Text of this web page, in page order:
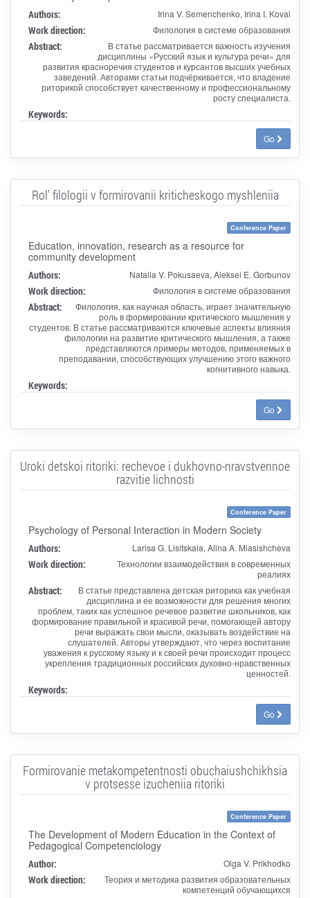
Authors: Irina V. Semenchenko, Irina I. Koval
Work direction: Филология в системе образования
Abstract:
В статье рассматривается важность изучения
дисциплины «Русский язык и культура речи» для
развития красноречия студентов и курсантов высших учебных
заведений. Авторами статьи подчёркивается, что владение
риторикой способствует качественному и профессиональному
росту специалиста.
Keywords:
Go
Rol' filologii v formirovanii kriticheskogo myshleniia
Conference Paper
Education, innovation, research as a resource for
community development
Authors: Natalia V. Pokusaeva, Aleksei E. Gorbunov
Work direction: Филология в системе образования
Abstract:
Филология, как научная область, играет значительную
роль в формировании критического мышления у
студентов. В статье рассматриваются ключевые аспекты влияния
филологии на развитие критического мышления, а также
представляются примеры методов, применяемых в
преподавании, способствующих улучшению этого важного
когнитивного навыка.
Keywords:
Go
Uroki detskoi ritoriki: rechevoe i dukhovno-nravstvennoe
razvitie lichnosti
Conference Paper
Psychology of Personal Interaction in Modern Society
Authors: Larisa G. Lisitskaia, Alina A. Miasishcheva
Work direction:
Технологии взаимодействия в современных
реалиях
Abstract:
В статье представлена детская риторика как учебная
дисциплина и ее возможности для решения многих
проблем, таких как успешное речевое развитие школьников, как
формирование правильной и красивой речи, помогающей автору
речи выражать свои мысли, оказывать воздействие на
слушателей. Авторы утверждают, что через воспитание
уважения к русскому языку и к своей речи происходит процесс
укрепления традиционных российских духовно-нравственных
ценностей.
Keywords:
Go
Formirovanie metakompetentnosti obuchaiushchikhsia
v protsesse izucheniia ritoriki
Conference Paper
The Development of Modern Education in the Context of
Pedagogical Competenciology
Author: Olga V. Prikhodko
Work direction:
Теория и методика развития образовательных
компетенций обучающихся